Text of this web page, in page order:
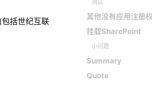
括世纪互联
测试
挂载SharePoint
小问题
Summary
Quote